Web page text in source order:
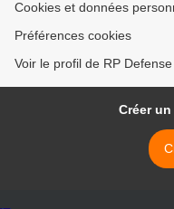
Cookies et données
Préférences cookies
Voir le profil de RP
Créer